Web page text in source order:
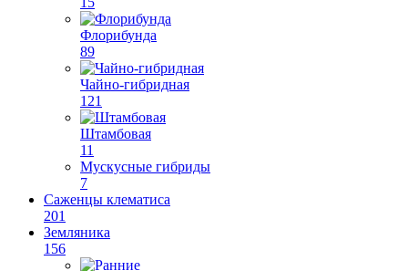
Флорибунда
89
Чайно-гибридная
121
Штамбовая
11
Мускусные гибриды
7
Саженцы клематиса
201
Земляника
156